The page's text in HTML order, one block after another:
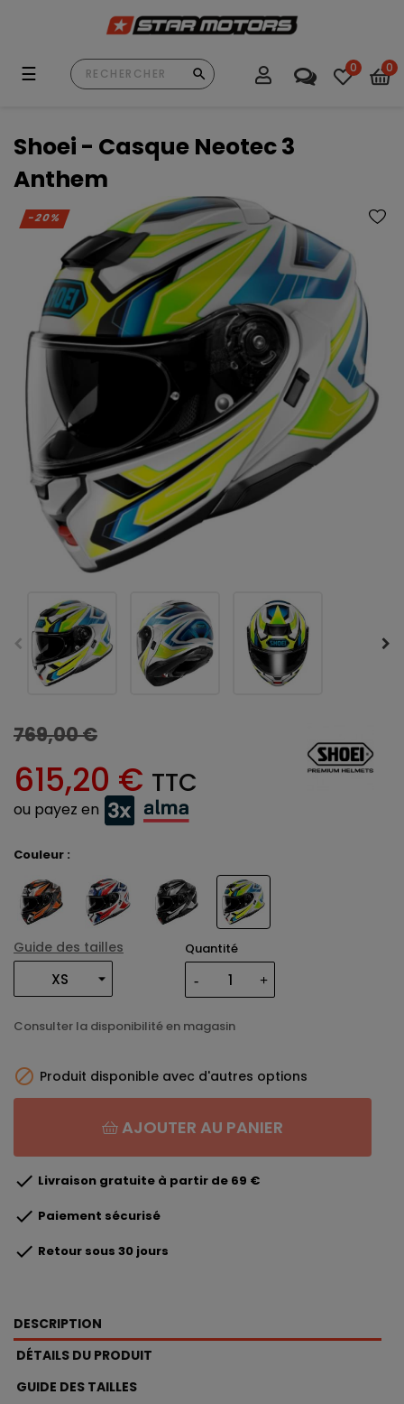
Basculer
☰ 0 0
Shoei - Casque Neotec 3
Anthem
-20%
769,00 €
615,20 € TTC
ou payez en
Couleur :
Guide des tailles Quantité
Consulter la disponibilité en magasin
 Produit disponible avec d'autres options
AJOUTER AU PANIER
 Livraison gratuite à partir de 69 €
 Paiement sécurisé
 Retour sous 30 jours
DESCRIPTION
DÉTAILS DU PRODUIT
GUIDE DES TAILLES